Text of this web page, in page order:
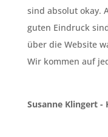
sind absolut okay.
guten Eindruck
über die Website
Wir kommen auf
Susanne Klingert -